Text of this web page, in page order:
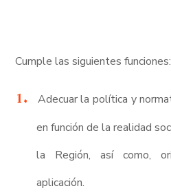
Cumple las siguientes funciones:
Adecuar la política y
en función de la realidad
la Región, así como,
aplicación.